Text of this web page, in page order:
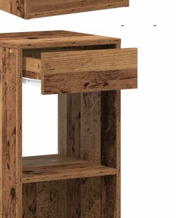
е с информационна цел.
в количката си с бутона "Добави в
поръчка ще можете да изберете броя
NewPay, всъщност NewPay плаща
Вас. Вие я получавате и
начина да я платите към тях:
от момента на изпращане на
За покупки на стойност до
Заплащате 20% от стойността на
с карта. Останалата сума се
месечни вноски без оскъпяване. За
до 1000 лв. / €511.31
Стойността на поръчката се
месечни вноски с оскъпяване. За
до 2000 лв. / €1022.61